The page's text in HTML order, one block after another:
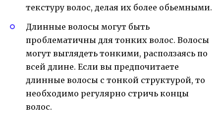
текстуру волос, делая их более обьемными.
Длинные волосы могут быть
проблематичны для тонких волос. Волосы
могут выглядеть тонкими, расползаясь по
всей длине. Если вы предпочитаете
длинные волосы с тонкой структурой, то
необходимо регулярно стричь концы
волос.